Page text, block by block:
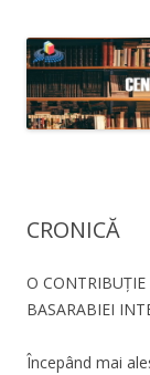
CRONICĂ
O
BASARABIEI
Începând mai